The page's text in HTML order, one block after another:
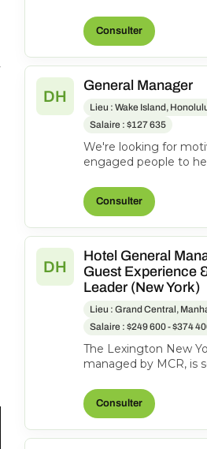
Director of Revenue
Consulter
DH
General Manager
Lieu : Wake Island,
Salaire : $127 635
We're looking for
engaged people to
Manages and directs
operatio...
Consulter
DH
Hotel General
Guest Experience
Leader (New York)
Lieu : Grand Central,
Salaire : $249 600 - $374
The Lexington New
managed by MCR, is
Manager to oversee
operations, ensuri...
Consulter